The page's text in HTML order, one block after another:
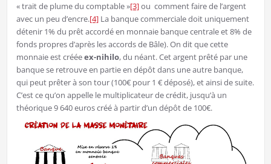
« trait de plume du comptable »[3]ou comment faire de l’argent
avec un peu d’encre.[4]La banque commerciale doit uniquement
détenir 1% du prêt accordé en monnaie banque centrale et 8% de
fonds propres d’après les accords de Bâle). On dit que cette
monnaie est crééeex-nihilo, du néant. Cet argent prêté par une
banque se retrouve en partie en dépôt dans une autre banque,
qui peut prêter à son tour (100€ pour 1 € déposé), et ainsi de suite.
C’est ce qu’on appelle le multiplicateur de crédit, jusqu’à un
théorique 9 640 euros créé à partir d’un dépôt de 100€.